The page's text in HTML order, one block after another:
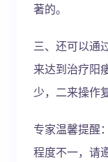
著的。
三、还可以通
来达到治疗阳
少，二来操作
专家温馨提醒
程度不一，请